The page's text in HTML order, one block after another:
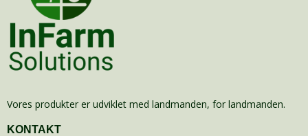
Vores produkter er udviklet med landmanden, for landmanden.
KONTAKT